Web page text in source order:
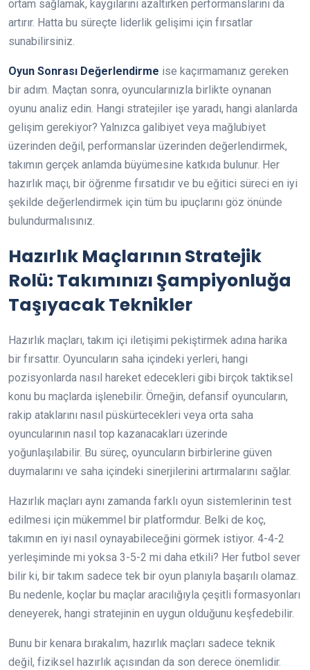
ortam sağlamak, kaygılarını azaltırken performanslarını da
artırır. Hatta bu süreçte liderlik gelişimi için fırsatlar
sunabilirsiniz.
Oyun Sonrası Değerlendirme ise kaçırmamanız gereken
bir adım. Maçtan sonra, oyuncularınızla birlikte oynanan
oyunu analiz edin. Hangi stratejiler işe yaradı, hangi alanlarda
gelişim gerekiyor? Yalnızca galibiyet veya mağlubiyet
üzerinden değil, performanslar üzerinden değerlendirmek,
takımın gerçek anlamda büyümesine katkıda bulunur. Her
hazırlık maçı, bir öğrenme fırsatıdır ve bu eğitici süreci en iyi
şekilde değerlendirmek için tüm bu ipuçlarını göz önünde
bulundurmalısınız.
Hazırlık Maçlarının Stratejik
Rolü: Takımınızı Şampiyonluğa
Taşıyacak Teknikler
Hazırlık maçları, takım içi iletişimi pekiştirmek adına harika
bir fırsattır. Oyuncuların saha içindeki yerleri, hangi
pozisyonlarda nasıl hareket edecekleri gibi birçok taktiksel
konu bu maçlarda işlenebilir. Örneğin, defansif oyuncuların,
rakip ataklarını nasıl püskürtecekleri veya orta saha
oyuncularının nasıl top kazanacakları üzerinde
yoğunlaşılabilir. Bu süreç, oyuncuların birbirlerine güven
duymalarını ve saha içindeki sinerjilerini artırmalarını sağlar.
Hazırlık maçları aynı zamanda farklı oyun sistemlerinin test
edilmesi için mükemmel bir platformdur. Belki de koç,
takımın en iyi nasıl oynayabileceğini görmek istiyor. 4-4-2
yerleşiminde mi yoksa 3-5-2 mi daha etkili? Her futbol sever
bilir ki, bir takım sadece tek bir oyun planıyla başarılı olamaz.
Bu nedenle, koçlar bu maçlar aracılığıyla çeşitli formasyonları
deneyerek, hangi stratejinin en uygun olduğunu keşfedebilir.
Bunu bir kenara bırakalım, hazırlık maçları sadece teknik
değil, fiziksel hazırlık açısından da son derece önemlidir.